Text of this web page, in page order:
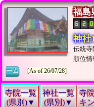
福
神社
伝統寺
順位
ーム
[As of 26/07/28]
寺院一覧
(県別)▼
神社一覧
(県別)▼
寺
キ